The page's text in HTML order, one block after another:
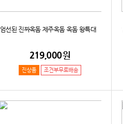
엄선된 진짜옥돔 제주옥돔 옥돔 왕특대
219,000원
진상품 조건부무료배송